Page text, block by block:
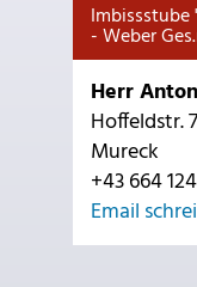
Imbissstube
- Weber
Herr
Hoffeldstr. 7
Mureck
+43 664
Email